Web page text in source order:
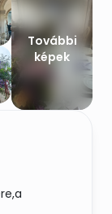
További
képek